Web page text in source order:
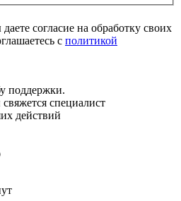
согласие на обработку своих
с политикой
поддержки.
специалист
действий